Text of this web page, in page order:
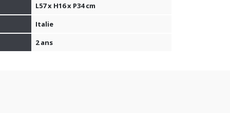
L57 x H16 x P34 cm
Italie
2 ans